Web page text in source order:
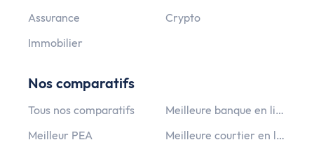
Assurance
Crypto
Immobilier
Nos comparatifs
Tous nos comparatifs
Meilleure banque en ligne
Meilleur PEA
Meilleure courtier en ligne